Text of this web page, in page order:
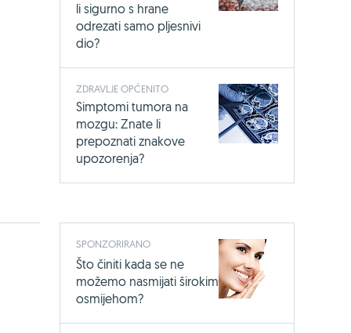
li sigurno s hrane
odrezati samo pljesnivi
dio?
ZDRAVLJE OPĆENITO
Simptomi tumora na
mozgu: Znate li
prepoznati znakove
upozorenja?
SPONZORIRANO
Što činiti kada se ne
možemo nasmijati širokim
osmijehom?